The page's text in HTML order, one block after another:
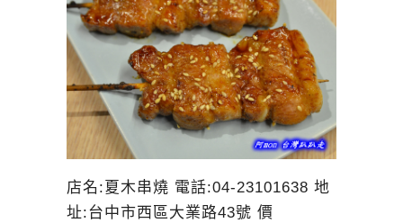
店名:夏木串燒 電話:04-23101638 地
址:台中市西區大業路43號 價